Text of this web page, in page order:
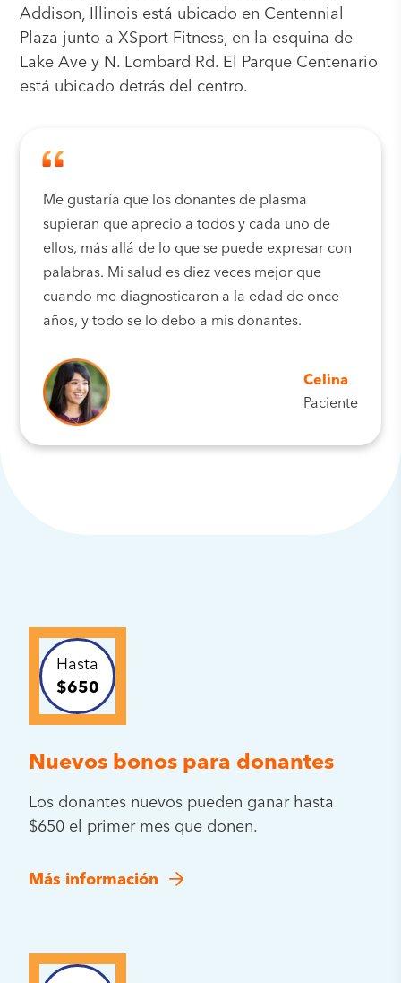
Addison, Illinois está ubicado en Centennial
Plaza junto a XSport Fitness, en la esquina de
Lake Ave y N. Lombard Rd. El Parque Centenario
está ubicado detrás del centro.
Me gustaría que los donantes de plasma
supieran que aprecio a todos y cada uno de
ellos, más allá de lo que se puede expresar con
palabras. Mi salud es diez veces mejor que
cuando me diagnosticaron a la edad de once
años, y todo se lo debo a mis donantes.
Celina
Paciente
Hasta
$650
Nuevos bonos para donantes
Los donantes nuevos pueden ganar hasta
$650 el primer mes que donen.
Más información